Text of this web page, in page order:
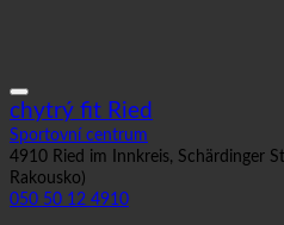
chytrý fit Ried
Sportovní centrum
4910 Ried im Innkreis, Schärdinger
Rakousko)
050 50 12 4910